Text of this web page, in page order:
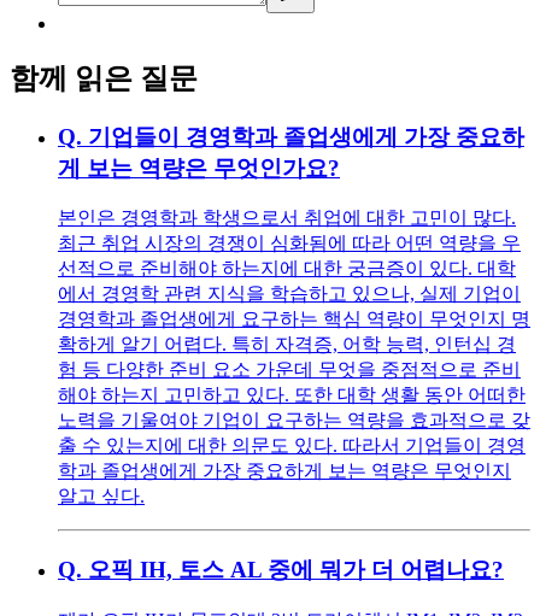
함께 읽은 질문
Q. 기업들이 경영학과 졸업생에게 가장 중요하
게 보는 역량은 무엇인가요?
본인은 경영학과 학생으로서 취업에 대한 고민이 많다.
최근 취업 시장의 경쟁이 심화됨에 따라 어떤 역량을 우
선적으로 준비해야 하는지에 대한 궁금증이 있다. 대학
에서 경영학 관련 지식을 학습하고 있으나, 실제 기업이
경영학과 졸업생에게 요구하는 핵심 역량이 무엇인지 명
확하게 알기 어렵다. 특히 자격증, 어학 능력, 인턴십 경
험 등 다양한 준비 요소 가운데 무엇을 중점적으로 준비
해야 하는지 고민하고 있다. 또한 대학 생활 동안 어떠한
노력을 기울여야 기업이 요구하는 역량을 효과적으로 갖
출 수 있는지에 대한 의문도 있다. 따라서 기업들이 경영
학과 졸업생에게 가장 중요하게 보는 역량은 무엇인지
알고 싶다.
Q. 오픽 IH, 토스 AL 중에 뭐가 더 어렵나요?